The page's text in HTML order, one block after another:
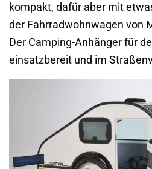
kompakt, dafür aber mit
der Fahrradwohnwagen von
Der Camping-Anhänger für
einsatzbereit und im